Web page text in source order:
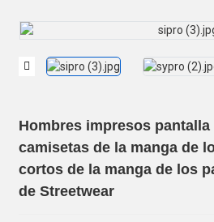
Hombres impresos
camisetas de la manga de
cortos de la manga de los
de Streetwear